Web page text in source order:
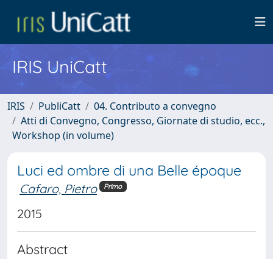
IRIS UniCatt
IRIS PubliCatt
04. Contributo a convegno
Atti di Convegno, Congresso, Giornate di studio, ecc.,
Workshop (in volume)
Luci ed ombre di una Belle époque
Cafaro, Pietro Primo
2015
Abstract